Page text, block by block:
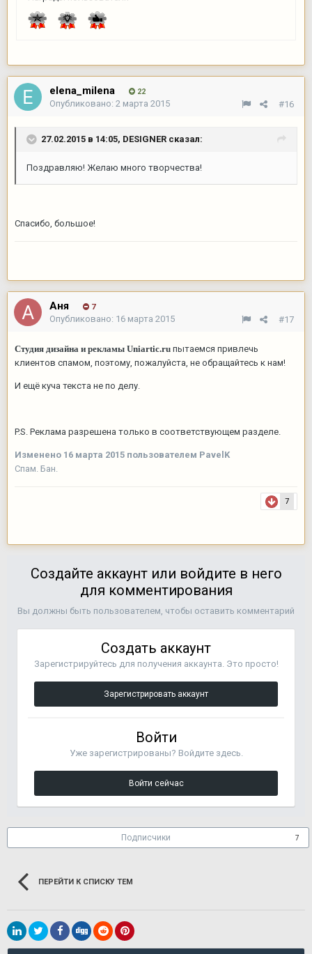
elena_milena 22
#16
Опубликовано: 2 марта 2015
27.02.2015 в 14:05, DESIGNER сказал:
Поздравляю! Желаю много творчества!
Спасибо, большое!
Аня 7
#17
Опубликовано: 16 марта 2015
Студия дизайна и рекламы Uniartic.ru пытаемся привлечь
клиентов спамом, поэтому, пожалуйста, не обращайтесь к нам!
И ещё куча текста не по делу.
P.S. Реклама разрешена только в соответствующем разделе.
Изменено 16 марта 2015 пользователем PavelK
Спам. Бан.
7
Создайте аккаунт или войдите в него
для комментирования
Вы должны быть пользователем, чтобы оставить комментарий
Создать аккаунт
Зарегистрируйтесь для получения аккаунта. Это просто!
Зарегистрировать аккаунт
Войти
Уже зарегистрированы? Войдите здесь.
Войти сейчас
Подписчики 7
ПЕРЕЙТИ К СПИСКУ ТЕМ